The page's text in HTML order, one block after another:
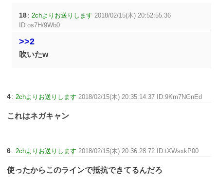
18 : 2chよりお送りします 2018/02/15(木) 20:52:55.36
ID:os7H/9Wb0
>>2
吹いたw
4 : 2chよりお送りします 2018/02/15(木) 20:35:14.37 ID:9Km7NGnEd
これはネガキャン
6 : 2chよりお送りします 2018/02/15(木) 20:36:28.72 ID:tXWsxkP00
使ったからこのラインで抵抗できてるんだろ